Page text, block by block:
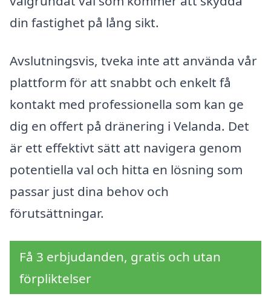
din fastighet på lång sikt.
Avslutningsvis, tveka inte att använda vår
plattform för att snabbt och enkelt få
kontakt med professionella som kan ge
dig en offert på dränering i Velanda. Det
är ett effektivt sätt att navigera genom
potentiella val och hitta en lösning som
passar just dina behov och
förutsättningar.
Få 3 erbjudanden, gratis och utan
förpliktelser